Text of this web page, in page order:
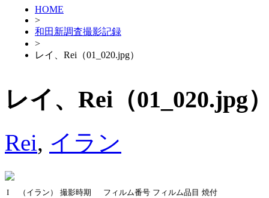
HOME
>
和田新調査撮影記録
>
レイ、Rei（01_020.jpg）
レイ、Rei（01_020.jpg
Rei, イラン
I （イラン） 撮影時期 フィルム番号 フィルム品目 焼付